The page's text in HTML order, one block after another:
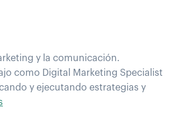
y la comunicación.
como Digital Marketing Specialist
y ejecutando estrategias y